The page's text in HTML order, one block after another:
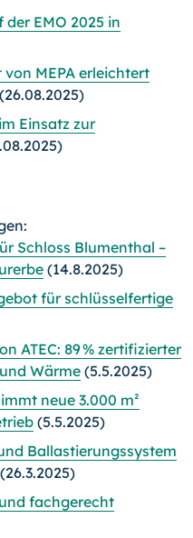
EMO 2025 in
MEPA erleichtert
(26.08.2025)
Einsatz zur
Schloss Blumenthal –
(14.8.2025)
für schlüsselfertige
ATEC: 89 % zertifizierter
Wärme (5.5.2025)
neue 3.000 m²
(5.5.2025)
Ballastierungssystem
(26.3.2025)
fachgerecht